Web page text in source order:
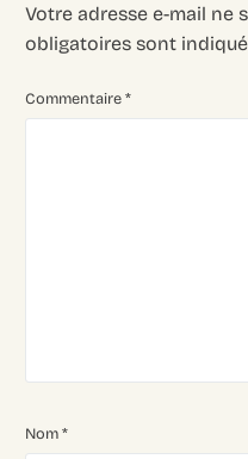
Votre adresse e-mail ne
obligatoires sont
Commentaire*
Nom*